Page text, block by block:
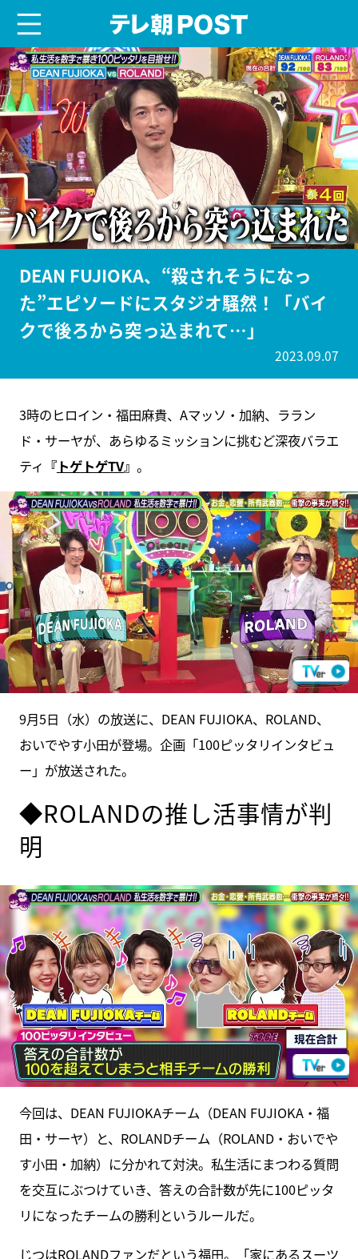
DEAN FUJIOKA、“殺されそうになっ
た”エピソードにスタジオ騒然！「バイ
クで後ろから突っ込まれて…」
2023.09.07
3時のヒロイン・福田麻貴、Aマッソ・加納、ララン
ド・サーヤが、あらゆるミッションに挑むど深夜バラエ
ティ 『トゲトゲTV』 。
9月5日（水）の放送に、DEAN FUJIOKA、ROLAND、
おいでやす小田が登場。企画「100ピッタリインタビュ
ー」が放送された。
◆ROLANDの推し活事情が判
明
今回は、DEAN FUJIOKAチーム（DEAN FUJIOKA・福
田・サーヤ）と、ROLANDチーム（ROLAND・おいでや
す小田・加納）に分かれて対決。私生活にまつわる質問
を交互にぶつけていき、答えの合計数が先に100ピッタ
リになったチームの勝利というルールだ。
じつはROLANDファンだという福田。「家にあるスーツ